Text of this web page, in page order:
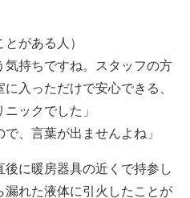
がある人）
持ちですね。スタッフの方
入っただけで安心できる、
ックでした」
、言葉が出ませんよね」
に暖房器具の近くで持参し
漏れた液体に引火したことが